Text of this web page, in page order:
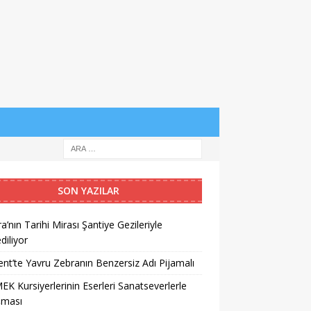
SON YAZILAR
Tarihi Mirası Şantiye Gezileriyle
Yavru Zebranın Benzersiz Adı Pijamalı
Kursiyerlerinin Eserleri Sanatseverlerle